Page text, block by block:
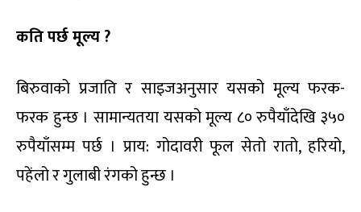
कति पर्छ मूल्य?
बिरुवाको प्रजाति र साइजअनुसार यसको मूल्य फरक-
फरक हुन्छ । सामान्यतया यसको मूल्य ८० रुपैयाँदेखि ३५०
रुपैयाँसम्म पर्छ । प्राय: गोदावरी फूल सेतो रातो, हरियो,
पहेंलो र गुलाबी रंगको हुन्छ ।